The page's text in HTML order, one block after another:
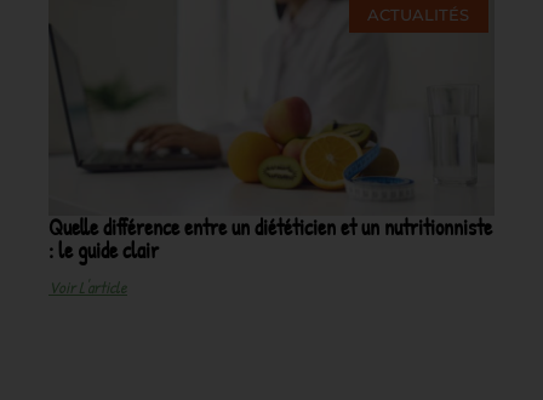
ACTUALITÉS
Quelle différence entre un diététicien et un nutritionniste
: le guide clair
Voir L'article